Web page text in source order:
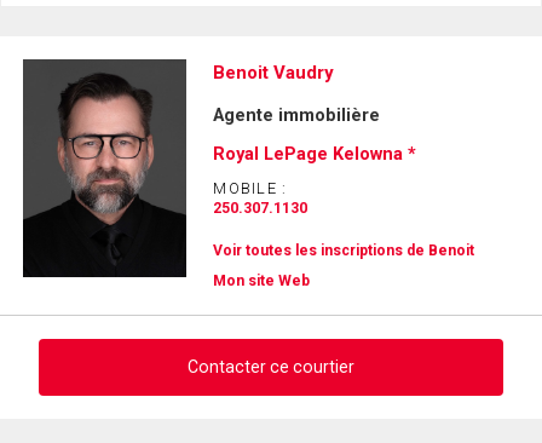
Benoit Vaudry
Agente immobilière
Royal LePage Kelowna *
MOBILE :
250.307.1130
Voir toutes les inscriptions de Benoit
Mon site Web
Contacter ce courtier